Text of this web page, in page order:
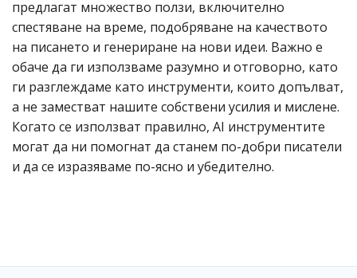
предлагат множество ползи, включително
спестяване на време, подобряване на качеството
на писането и генериране на нови идеи. Важно е
обаче да ги използваме разумно и отговорно, като
ги разглеждаме като инструменти, които допълват,
а не заместват нашите собствени усилия и мислене.
Когато се използват правилно, AI инструментите
могат да ни помогнат да станем по-добри писатели
и да се изразяваме по-ясно и убедително.